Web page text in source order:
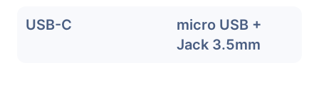
USB-C
micro USB +
Jack 3.5mm